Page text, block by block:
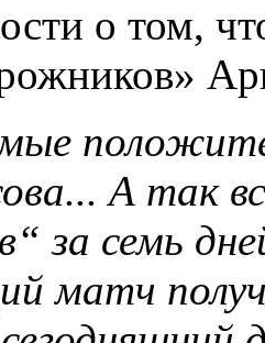
о том,
А так
за семь
матч